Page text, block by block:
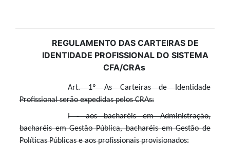
REGULAMENTO DAS CARTEIRAS DE
IDENTIDADE PROFISSIONAL DO SISTEMA
CFA/CRAs
Art. 1º As Carteiras de Identidade
Profissional serão expedidas pelos CRAs:
I - aos bacharéis em Administração,
bacharéis em Gestão Pública, bacharéis em Gestão de
Políticas Públicas e aos profissionais provisionados: